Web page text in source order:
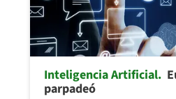
Inteligencia Artificial
parpadeó